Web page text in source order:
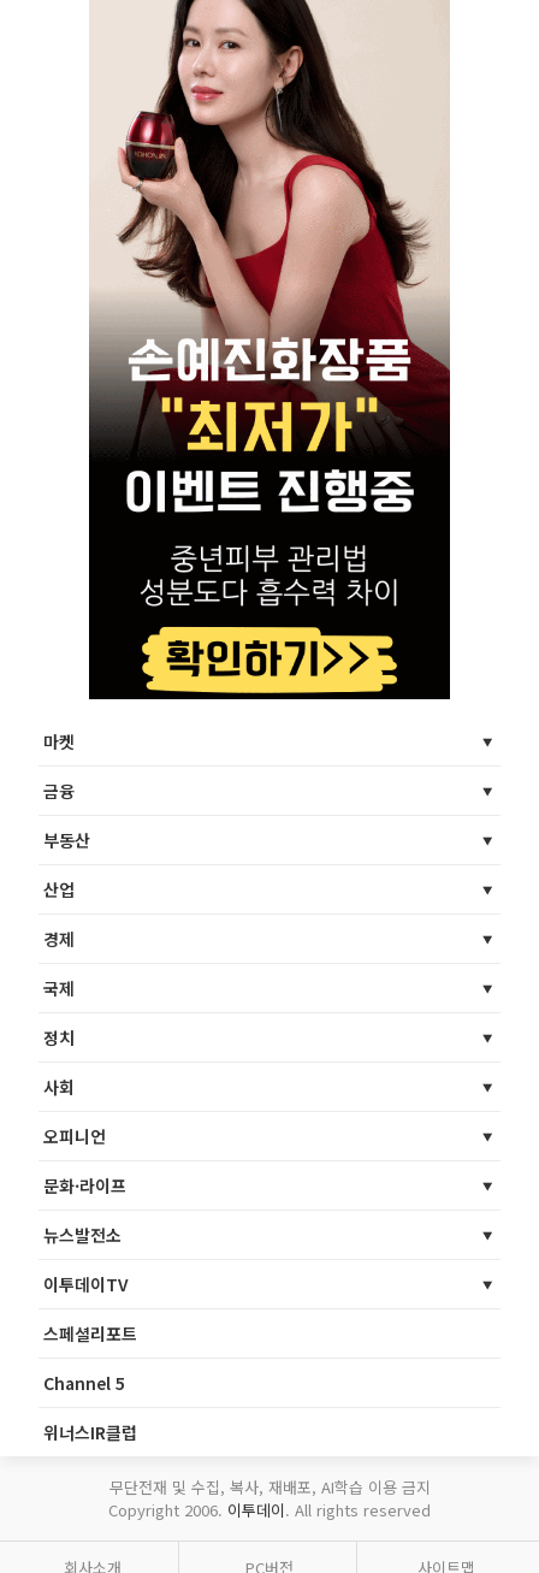
마켓
금융
부동산
산업
경제
국제
정치
사회
오피니언
문화·라이프
뉴스발전소
이투데이TV
스페셜리포트
Channel 5
위너스IR클럽
무단전재 및 수집, 복사, 재배포, AI학습 이용 금지
Copyright 2006. 이투데이. All rights reserved
회사소개 PC버전 사이트맵